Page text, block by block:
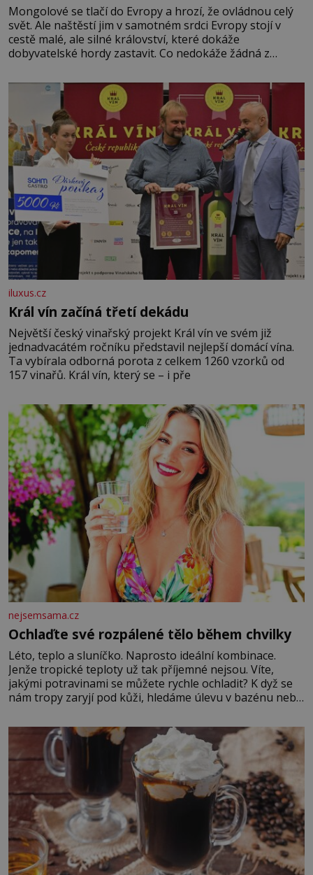
Mongolové se tlačí do Evropy a hrozí, že ovládnou celý
svět. Ale naštěstí jim v samotném srdci Evropy stojí v
cestě malé, ale silné království, které dokáže
dobyvatelské hordy zastavit. Co nedokáže žádná z
král. Nebo že by ne? Mongolové od roku 1223 postupují
podél Kaspického a Azovského moře,
iluxus.cz
Král vín začíná třetí dekádu
Největší český vinařský projekt Král vín ve svém již
jednadvacátém ročníku představil nejlepší domácí vína.
Ta vybírala odborná porota z celkem 1260 vzorků od
157 vinařů. Král vín, který se – i pře
nejsemsama.cz
Ochlaďte své rozpálené tělo během chvilky
Léto, teplo a sluníčko. Naprosto ideální kombinace.
Jenže tropické teploty už tak příjemné nejsou. Víte,
jakými potravinami se můžete rychle ochladit? K dyž se
nám tropy zaryjí pod kůži, hledáme úlevu v bazénu nebo
blízkosti. Nemusíte však zoufat. Pokud budete mít
promyšlený jídelníček, žadné pařáky si na vás